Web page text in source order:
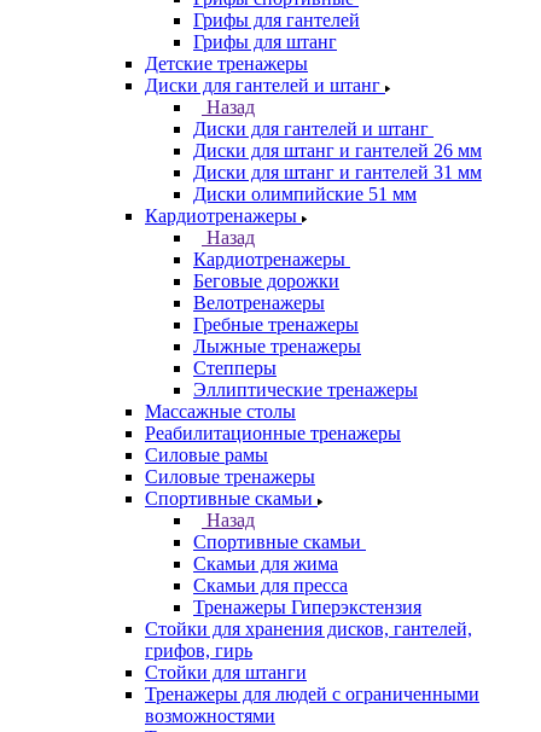
Грифы для гантелей
Грифы для штанг
Детские тренажеры
Диски для гантелей и штанг
Назад
Диски для гантелей и штанг
Диски для штанг и гантелей 26 мм
Диски для штанг и гантелей 31 мм
Диски олимпийские 51 мм
Кардиотренажеры
Назад
Кардиотренажеры
Беговые дорожки
Велотренажеры
Гребные тренажеры
Лыжные тренажеры
Степперы
Эллиптические тренажеры
Массажные столы
Реабилитационные тренажеры
Силовые рамы
Силовые тренажеры
Спортивные скамьи
Назад
Спортивные скамьи
Скамьи для жима
Скамьи для пресса
Тренажеры Гиперэкстензия
Стойки для хранения дисков, гантелей,
грифов, гирь
Стойки для штанги
Тренажеры для людей с ограниченными
возможностями